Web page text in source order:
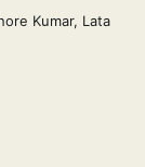
Kumar, Lata